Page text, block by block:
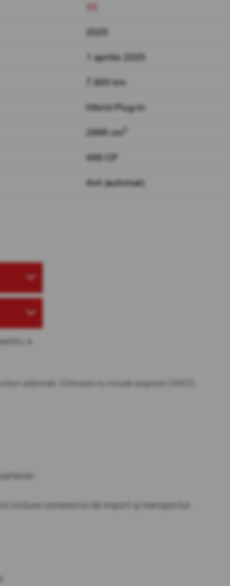
X5
2025
1 aprilie 2025
7.900 km
Hibrid Plug-In
2998 cm
489 CP
4x4 (automat)
a
adiționale. Estimarea nu include asigurare CASCO.
partener.
incluse comisionul de import și transportul.